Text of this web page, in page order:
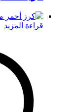
قراءة المزيد